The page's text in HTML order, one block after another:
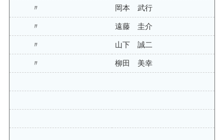
〃 岡本 武行
〃 遠藤 圭介
〃 山下 誠二
〃 柳田 美幸